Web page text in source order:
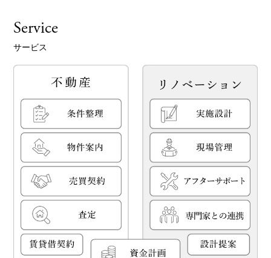
Service
サービス